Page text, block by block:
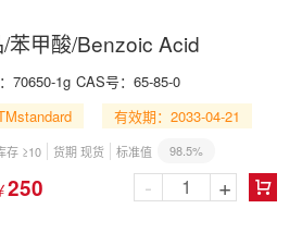
苯甲酸/Benzoic Acid
70650-1g CAS号： 65-85-0
有效期：2033-04-21
存 ≥10 货期 现货 标准值 98.5%
250 
- +